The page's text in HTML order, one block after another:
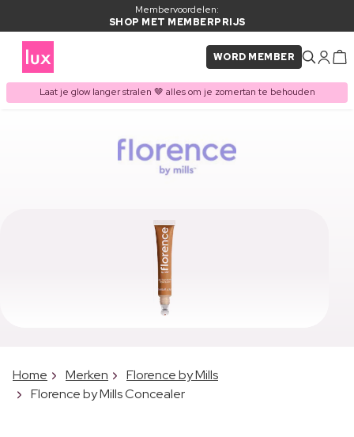
Membervoordelen:
SHOP MET MEMBERPRIJS
WORD MEMBER
Laat je glow langer stralen 🤎 alles om je zomertan te behouden
Home Merken
Florence by Mills
Florence by Mills Concealer